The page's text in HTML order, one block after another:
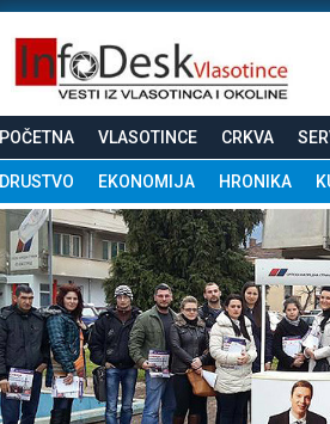
POČETNA VLASOTINCE CRKVA
DRUSTVO EKONOMIJA HRONIKA